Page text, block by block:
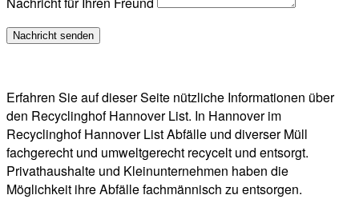
Erfahren Sie auf dieser Seite nützliche Informationen über
den Recyclinghof Hannover List. In Hannover im
Recyclinghof Hannover List Abfälle und diverser Müll
fachgerecht und umweltgerecht recycelt und entsorgt.
Privathaushalte und Kleinunternehmen haben die
Möglichkeit ihre Abfälle fachmännisch zu entsorgen.